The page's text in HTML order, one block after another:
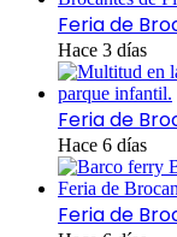
Feria de
Hace 3 días
Feria de
Hace 6 días
Feria de